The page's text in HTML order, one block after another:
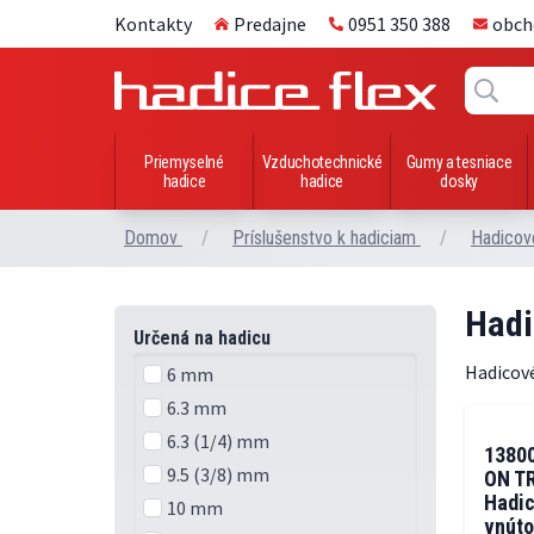
Kontakty Predajne 0951 350 388
Priemyselné
hadice
Vzduchotechnické
hadice
Gumy a tesniace
dosky
Domov / Príslušenstvo k hadiciam /
Určená na hadicu
6 mm
6.3 mm
6.3 (1/4) mm
9.5 (3/8) mm
10 mm
ON